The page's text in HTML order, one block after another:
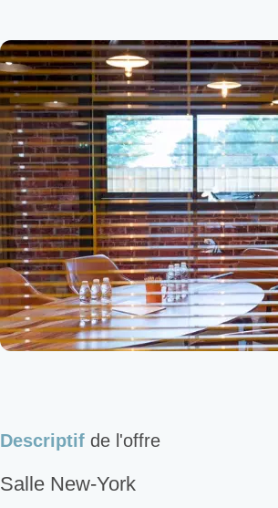
Descriptif de l'offre
Salle New-York